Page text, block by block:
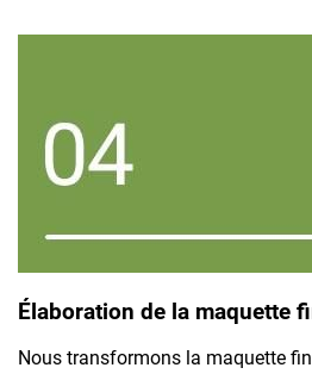
Élaboration de la maquette
Nous transformons la maquette